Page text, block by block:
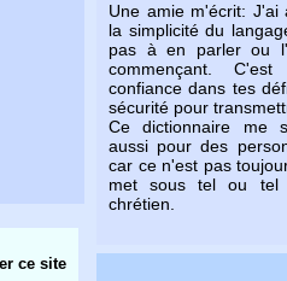
ce site
Une amie m'écrit: J'ai
la simplicité du
pas à en parler ou
commençant.
confiance dans tes
sécurité pour
Ce dictionnaire me
aussi pour des
car ce n'est pas
met sous tel ou tel
chrétien.